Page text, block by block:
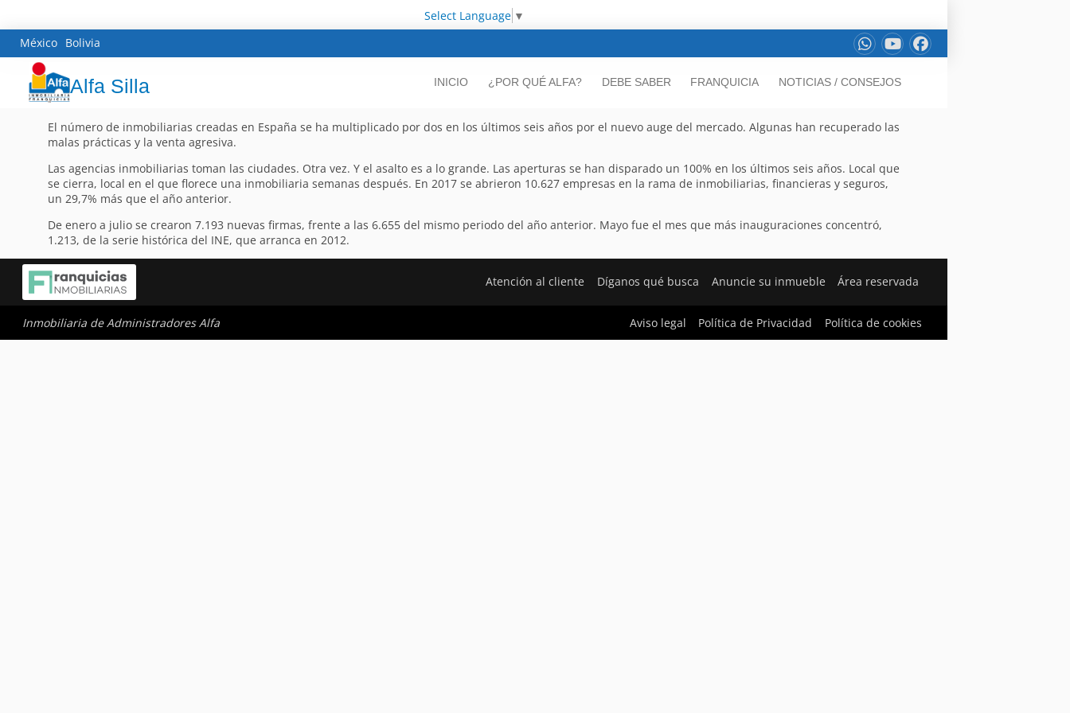
Select Language ▼
México Bolivia
Alfa Silla INICIO ¿POR QUÉ ALFA? DEBE SABER FRANQUICIA NOTICIAS / CONSEJOS
El número de inmobiliarias creadas en España se ha multiplicado por dos en los últimos seis años por el nuevo auge del mercado. Algunas han recuperado las
malas prácticas y la venta agresiva.
Las agencias inmobiliarias toman las ciudades. Otra vez. Y el asalto es a lo grande. Las aperturas se han disparado un 100% en los últimos seis años. Local que
se cierra, local en el que florece una inmobiliaria semanas después. En 2017 se abrieron 10.627 empresas en la rama de inmobiliarias, financieras y seguros,
un 29,7% más que el año anterior.
De enero a julio se crearon 7.193 nuevas firmas, frente a las 6.655 del mismo periodo del año anterior. Mayo fue el mes que más inauguraciones concentró,
1.213, de la serie histórica del INE, que arranca en 2012.
Atención al cliente Díganos qué busca Anuncie su inmueble Área reservada
Inmobiliaria de Administradores Alfa Aviso legal Política de Privacidad Política de cookies